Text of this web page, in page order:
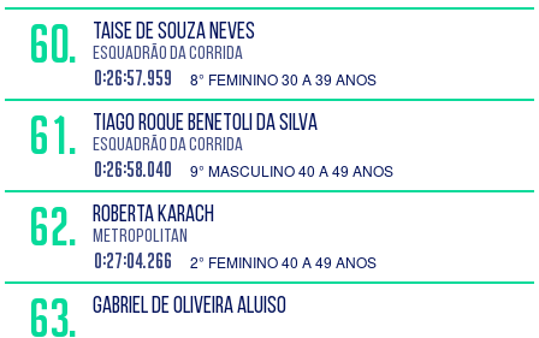
60. TAISE DE SOUZA NEVES
Esquadrão da Corrida
0:26:57.959 8° FEMININO 30 A 39 ANOS
61. TIAGO ROQUE BENETOLI DA SILVA
Esquadrão da Corrida
0:26:58.040 9° MASCULINO 40 A 49 ANOS
62. ROBERTA KARACH
Metropolitan
0:27:04.266 2° FEMININO 40 A 49 ANOS
63. GABRIEL DE OLIVEIRA ALUISO